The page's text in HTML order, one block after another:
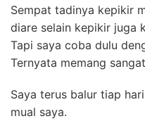
Sempat tadinya kepikir
diare selain kepikir juga
Tapi saya coba dulu
Ternyata memang
Saya terus balur tiap
mual saya.